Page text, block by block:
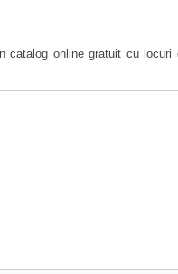
catalog online gratuit cu